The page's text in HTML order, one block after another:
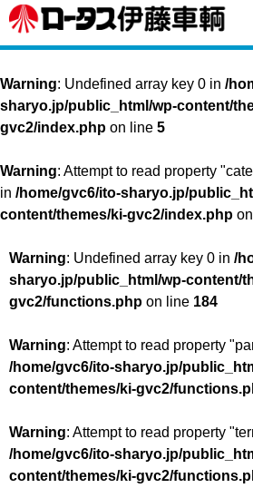
Warning: Undefined array key 0 in /
sharyo.jp/public_html/wp-content/
gvc2/index.php on line 5
Warning: Attempt to read property
in /home/gvc6/ito-sharyo.jp/
content/themes/ki-gvc2/index.php
Warning: Undefined array key 0 in /
sharyo.jp/public_html/wp-content/
gvc2/functions.php on line 184
Warning: Attempt to read property
/home/gvc6/ito-sharyo.jp/
content/themes/ki-gvc2/
Warning: Attempt to read property
/home/gvc6/ito-sharyo.jp/
content/themes/ki-gvc2/